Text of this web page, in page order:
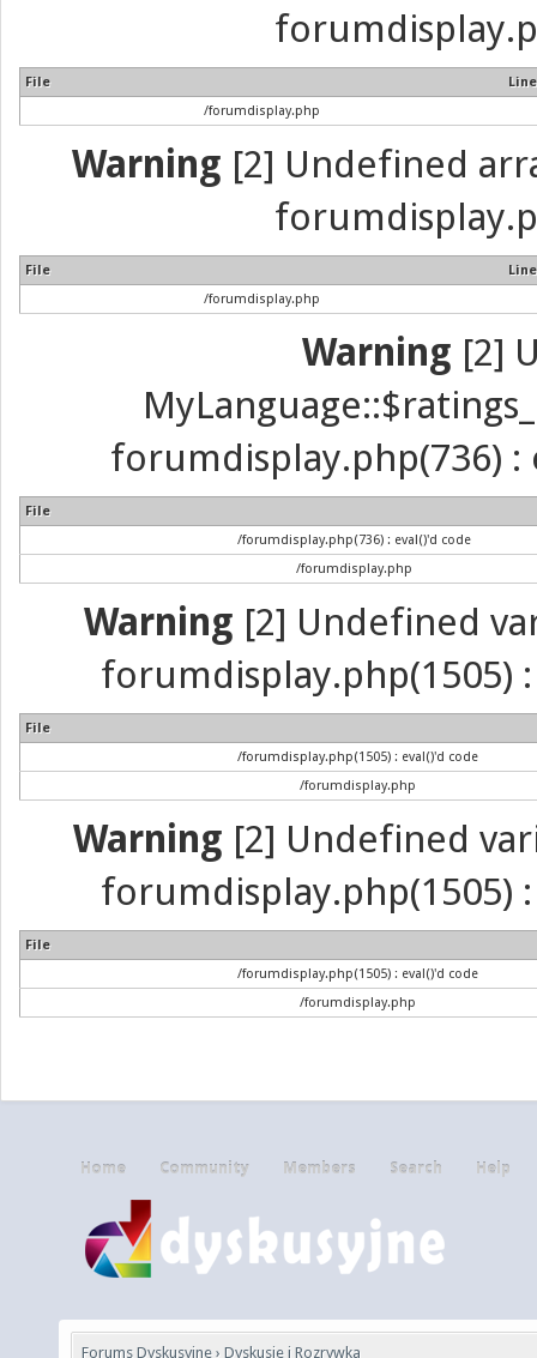
File
Line
/forumdisplay.php
Warning [2] Undefined
File
Line
/forumdisplay.php
Warning [2]
forumdisplay.php(736) :
File
/forumdisplay.php(736) : eval()'d code
/forumdisplay.php
Warning [2] Undefined
forumdisplay.php(1505)
File
/forumdisplay.php(1505) : eval()'d code
/forumdisplay.php
Warning [2] Undefined
forumdisplay.php(1505)
File
/forumdisplay.php(1505) : eval()'d code
/forumdisplay.php
Home Community Members Search Help
Forums Dyskusyjne › Dyskusje i Rozrywka